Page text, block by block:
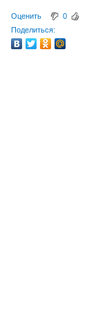
Оценить
0
Поделиться: